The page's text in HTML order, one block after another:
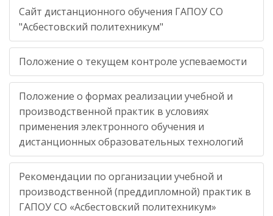
Сайт дистанционного обучения ГАПОУ СО
"Асбестовский политехникум"
Положение о текущем контроле успеваемости
Положение о формах реализации учебной и
производственной практик в условиях
применения электронного обучения и
дистанционных образовательных технологий
Рекомендации по организации учебной и
производственной (преддипломной) практик в
ГАПОУ СО «Асбестовский политехникум»